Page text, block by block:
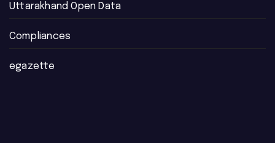
Uttarakhand Open Data
Compliances
egazette